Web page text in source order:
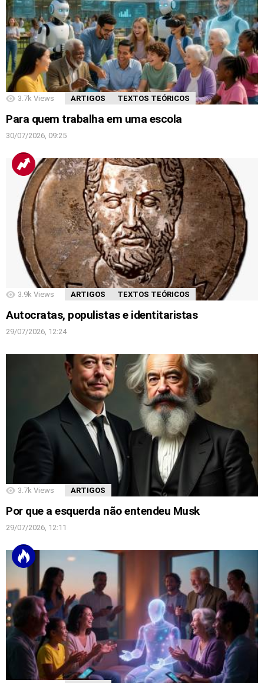
3.7k Views ARTIGOS TEXTOS TEÓRICOS
Para quem trabalha em uma escola
30/07/2026, 09:25
3.9k Views ARTIGOS TEXTOS TEÓRICOS
Autocratas, populistas e identitaristas
29/07/2026, 12:24
3.7k Views ARTIGOS
Por que a esquerda não entendeu Musk
29/07/2026, 12:11